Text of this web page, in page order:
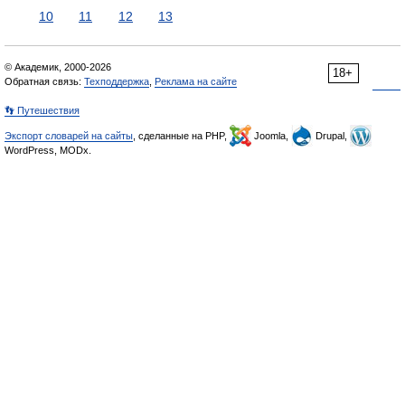
10
11 12 13
18+
© Академик, 2000-2026
Обратная связь: Техподдержка Реклама на сайте
👣 Путешествия
Экспорт словарей на сайты , сделанные на PHP, Joomla,
Drupal,
WordPress, MODx.